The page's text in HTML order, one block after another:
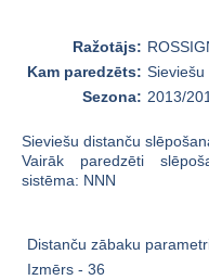
Ražotājs:
Kam paredzēts: Sieviešu
Sezona: 2013/
Sieviešu distanču
Vairāk paredzēti
sistēma: NNN
Distanču zābaku
Izmērs - 36